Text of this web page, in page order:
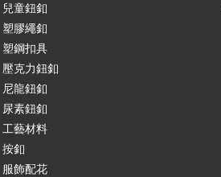
兒童鈕釦
塑膠繩釦
塑鋼扣具
壓克力鈕釦
尼龍鈕釦
尿素鈕釦
工藝材料
按釦
服飾配花